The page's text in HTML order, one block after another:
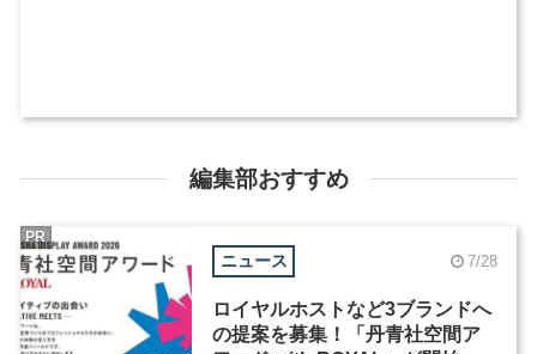
編集部おすすめ
ニュース 7/28
ロイヤルホストなど3ブランドへ
の提案を募集！「丹青社空間ア
PR